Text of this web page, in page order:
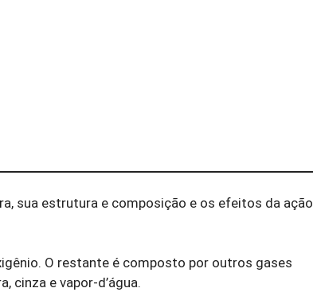
sua estrutura e composição e os efeitos da ação
O restante é composto por outros gases
cinza e vapor-d’água.